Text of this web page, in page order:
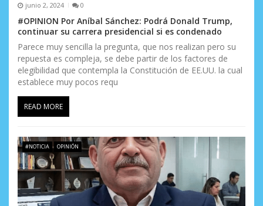
junio 2, 2024 0
#OPINION Por Aníbal Sánchez: Podrá Donald Trump,
continuar su carrera presidencial si es condenado
Parece muy sencilla la pregunta, que nos realizan pero su
repuesta es compleja, se debe partir de los factores de
elegibilidad que contempla la Constitución de EE.UU. la cual
establece muy pocos requ
READ MORE
#NOTICIA OPINIÓN